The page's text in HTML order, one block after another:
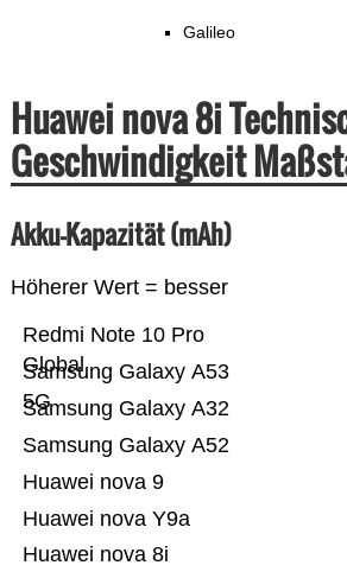
Galileo
Huawei nova 8i
Geschwindigkeit
Akku-Kapazität (mAh)
Höherer Wert = besser
Huawei nova 8i
Huawei nova Y9a
Huawei nova 9
Samsung Galaxy A52
Samsung Galaxy A32
Samsung Galaxy A53
5G
Redmi Note 10 Pro
Global